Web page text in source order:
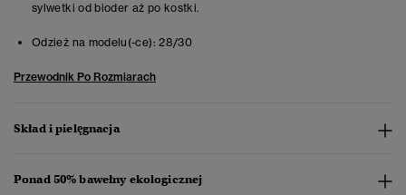
sylwetki od bioder aż po kostki.
Odzież na modelu(-ce): 28/30
Przewodnik Po Rozmiarach
Skład i pielęgnacja
Ponad 50% bawełny ekologicznej